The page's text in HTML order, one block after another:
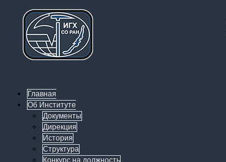
Главная
Об Институте
Документы
Дирекция
История
Структура
Конкурс на должность